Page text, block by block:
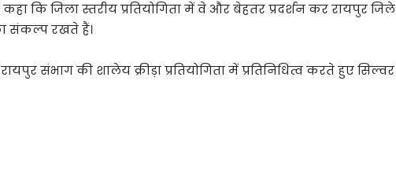
कहा कि जिला स्तरीय प्रतियोगिता में वे और बेहतर प्रदर्शन कर रायपुर जिले
संकल्प रखते हैं।
संभाग की शालेय क्रीड़ा प्रतियोगिता में प्रतिनिधित्व करते हुए सिल्वर